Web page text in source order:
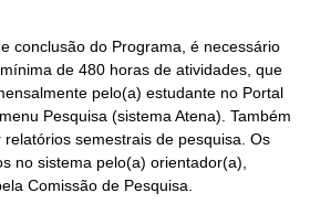
conclusão do Programa, é necessário
de 480 horas de atividades, que
pelo(a) estudante no Portal
Pesquisa (sistema Atena). Também
semestrais de pesquisa. Os
no sistema pelo(a) orientador(a),
Comissão de Pesquisa.